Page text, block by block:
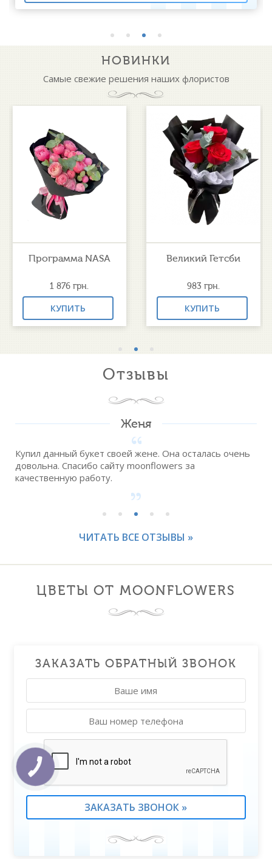
НОВИНКИ
Самые свежие решения наших флористов
Программа NASA
1 876грн.
КУПИТЬ
Великий Гетсби
983 грн.
КУПИТЬ
Отзывы
Женя
Купил данный букет своей жене. Она осталась очень
довольна. Спасибо сайту moonflowers за
качественную работу.
ЧИТАТЬ ВСЕ ОТЗЫВЫ »
ЦВЕТЫ ОТ MOONFLOWERS
ЗАКАЗАТЬ ОБРАТНЫЙ ЗВОНОК